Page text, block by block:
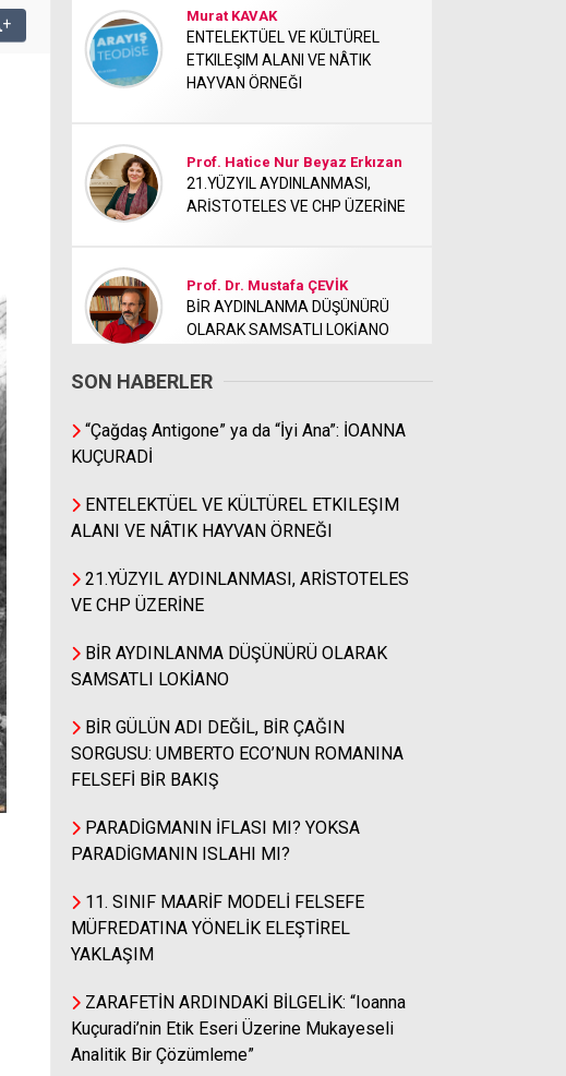
+ Murat KAVAK
ENTELEKTÜEL VE KÜLTÜREL
ETKILEŞIM ALANI VE NÂTIK
HAYVAN ÖRNEĞI
Prof. Hatice Nur Beyaz Erkızan
21.YÜZYIL AYDINLANMASI,
ARİSTOTELES VE CHP ÜZERİNE
Prof. Dr. Mustafa ÇEVİK
BİR AYDINLANMA DÜŞÜNÜRÜ
OLARAK SAMSATLI LOKİANO
BİR GÜLÜN ADI DEĞİL, BİR
BİR BAKIŞ
Ahmet SAYGI
PARADİGMANIN İFLASI MI?
MI?
Sabri ABDULLAH
ZARAFETİN ARDINDAKİ
Etik Eseri Üzerine Mukayeseli
Niyazi Okan Çelebi
ORTA ÇAĞ KATOLİK
KİLİSESİNDE OTORİTE ANLAYIŞI
Acep Fikir
Enver Paşa ve Atatürk
SON HABERLER
“Çağdaş Antigone” ya da “İyi Ana”: İOANNA
KUÇURADİ
ENTELEKTÜEL VE KÜLTÜREL ETKILEŞIM
ALANI VE NÂTIK HAYVAN ÖRNEĞI
21.YÜZYIL AYDINLANMASI, ARİSTOTELES
VE CHP ÜZERİNE
BİR AYDINLANMA DÜŞÜNÜRÜ OLARAK
SAMSATLI LOKİANO
BİR GÜLÜN ADI DEĞİL, BİR ÇAĞIN
SORGUSU: UMBERTO ECO’NUN ROMANINA
FELSEFİ BİR BAKIŞ
PARADİGMANIN İFLASI MI? YOKSA
PARADİGMANIN ISLAHI MI?
11. SINIF MAARİF MODELİ FELSEFE
MÜFREDATINA YÖNELİK ELEŞTİREL
YAKLAŞIM
ZARAFETİN ARDINDAKİ BİLGELİK: “Ioanna
Kuçuradi’nin Etik Eseri Üzerine Mukayeseli
Analitik Bir Çözümleme”